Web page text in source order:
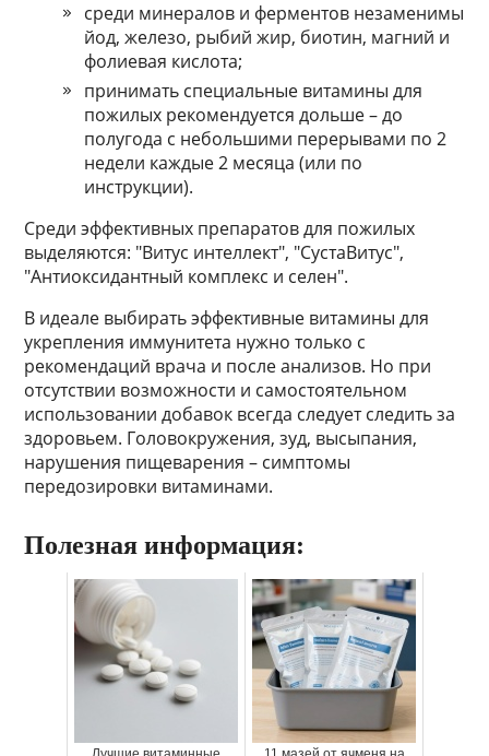
среди минералов и ферментов незаменимы
йод, железо, рыбий жир, биотин, магний и
фолиевая кислота;
принимать специальные витамины для
пожилых рекомендуется дольше – до
полугода с небольшими перерывами по 2
недели каждые 2 месяца (или по
инструкции).
Среди эффективных препаратов для пожилых
выделяются: "Витус интеллект", "СустаВитус",
"Антиоксидантный комплекс и селен".
В идеале выбирать эффективные витамины для
укрепления иммунитета нужно только с
рекомендаций врача и после анализов. Но при
отсутствии возможности и самостоятельном
использовании добавок всегда следует следить за
здоровьем. Головокружения, зуд, высыпания,
нарушения пищеварения – симптомы
передозировки витаминами.
Полезная информация: